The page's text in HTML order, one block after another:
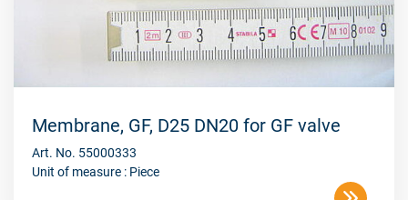
Membrane, GF, D25 DN20 for GF valve
Art. No. 55000333
Unit of measure : Piece